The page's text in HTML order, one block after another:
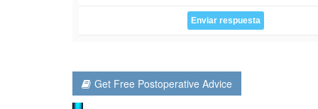
Get Free Postoperative Advice